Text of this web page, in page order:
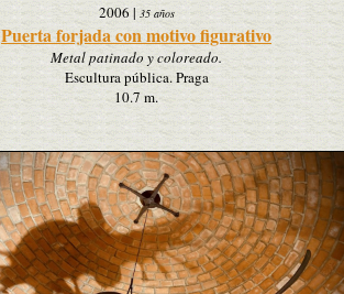
2006 | 35 años
Puerta forjada con motivo figurativo
Metal patinado y coloreado.
Escultura pública. Praga
10.7 m.